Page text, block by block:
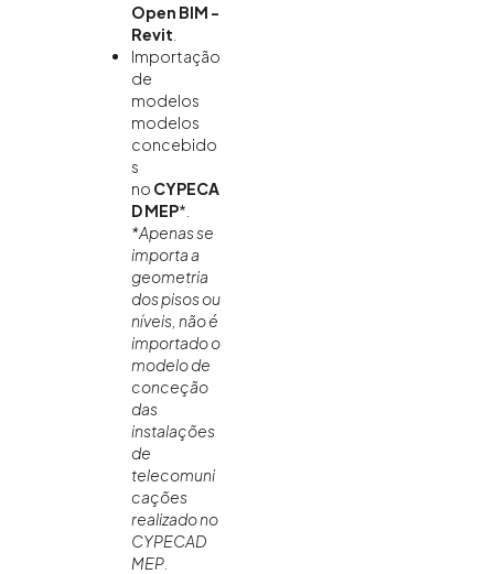
Open BIM -
Revit
Importação
de
modelos
modelos
concebido
s
no CYPECA
D MEP*.
*Apenas se
importa a
geometria
dos pisos ou
níveis, não é
importado o
modelo de
conceção
das
instalações
de
telecomuni
cações
realizado no
CYPECAD
MEP